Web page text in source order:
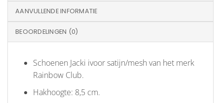
AANVULLENDE INFORMATIE
BEOORDELINGEN (0)
Schoenen Jacki ivoor satijn/mesh van het merk
Rainbow Club.
Hakhoogte: 8,5 cm.